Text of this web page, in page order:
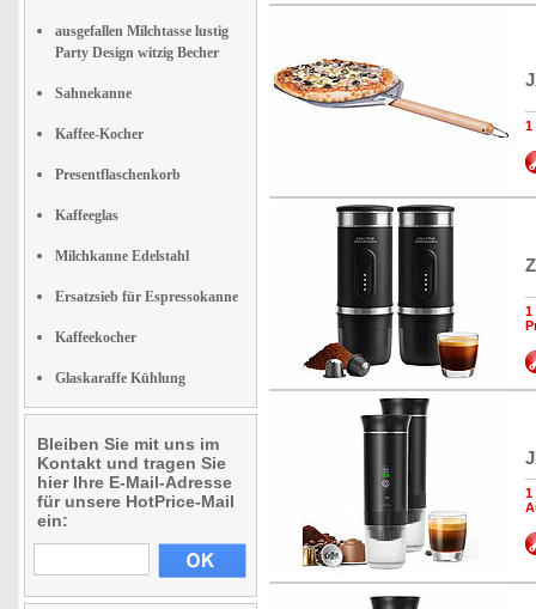
ausgefallen Milchtasse lustig
Party Design witzig Becher
Sahnekanne
Kaffee-Kocher
Presentflaschenkorb
Kaffeeglas
Milchkanne Edelstahl
Ersatzsieb für Espressokanne
Kaffeekocher
Glaskaraffe Kühlung
Bleiben Sie mit uns im
Kontakt und tragen Sie
hier Ihre E-Mail-Adresse
für unsere HotPrice-Mail
ein:
1
1
1